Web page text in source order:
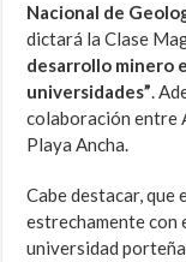
Nacional de
dictará la Clase
desarrollo minero
universidades”.
colaboración entre
Playa Ancha.
Cabe destacar, que
estrechamente con
universidad